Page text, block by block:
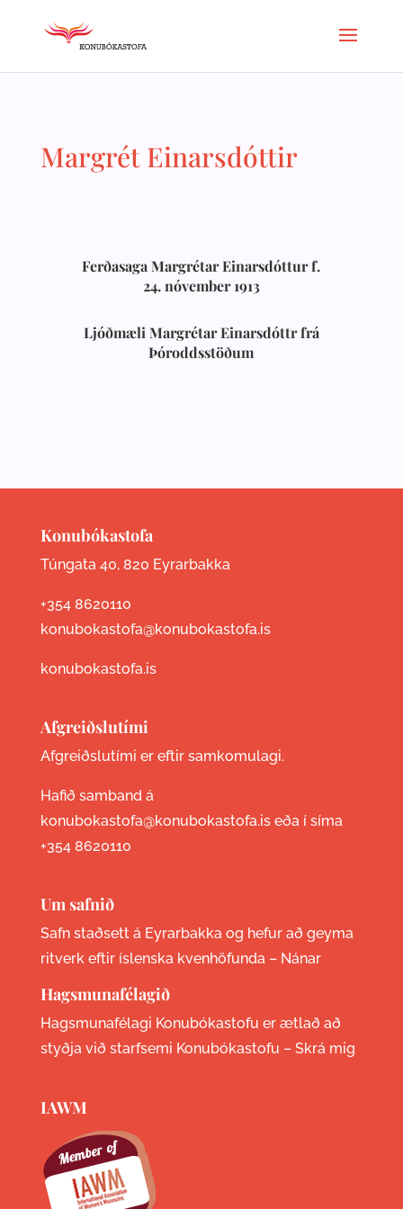
Margrét Einarsdóttir
Ferðasaga Margrétar Einarsdóttur f.
24. nóvember 1913
Ljóðmæli Margrétar Einarsdóttr frá
Þóroddsstöðum
Konubókastofa
Túngata 40, 820 Eyrarbakka
+354 8620110
konubokastofa@konubokastofa.is
konubokastofa.is
Afgreiðslutími
Afgreiðslutími er eftir samkomulagi.
Hafið samband á
konubokastofa@konubokastofa.is eða í síma
+354 8620110
Um safnið
Safn staðsett á Eyrarbakka og hefur að geyma
ritverk eftir íslenska kvenhöfunda – Nánar
Hagsmunafélagið
Hagsmunafélagi Konubókastofu er ætlað að
styðja við starfsemi Konubókastofu – Skrá mig
IAWM